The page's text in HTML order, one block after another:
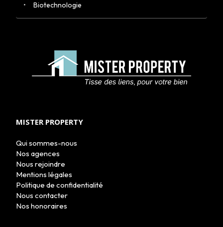
LE GROUPE
CONTACT
Biotechnologie
MISTER PROPERTY
Qui sommes-nous
Nos agences
Nous rejoindre
Mentions légales
Politique de confidentialité
Nous contacter
Nos honoraires